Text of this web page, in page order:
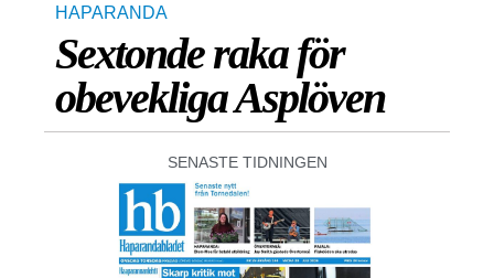
HAPARANDA
Sextonde raka för
obevekliga Asplöven
SENASTE TIDNINGEN